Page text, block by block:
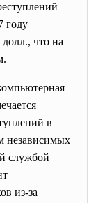
году
что на
в
независимых
службой
из-за